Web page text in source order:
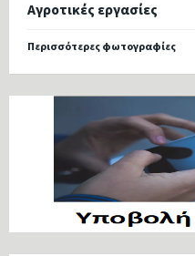
Αγροτικές εργασίες
Περισσότερες φωτογραφίες